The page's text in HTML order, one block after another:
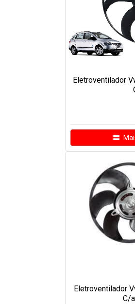
Eletroventilador
Eletroventilador
C/